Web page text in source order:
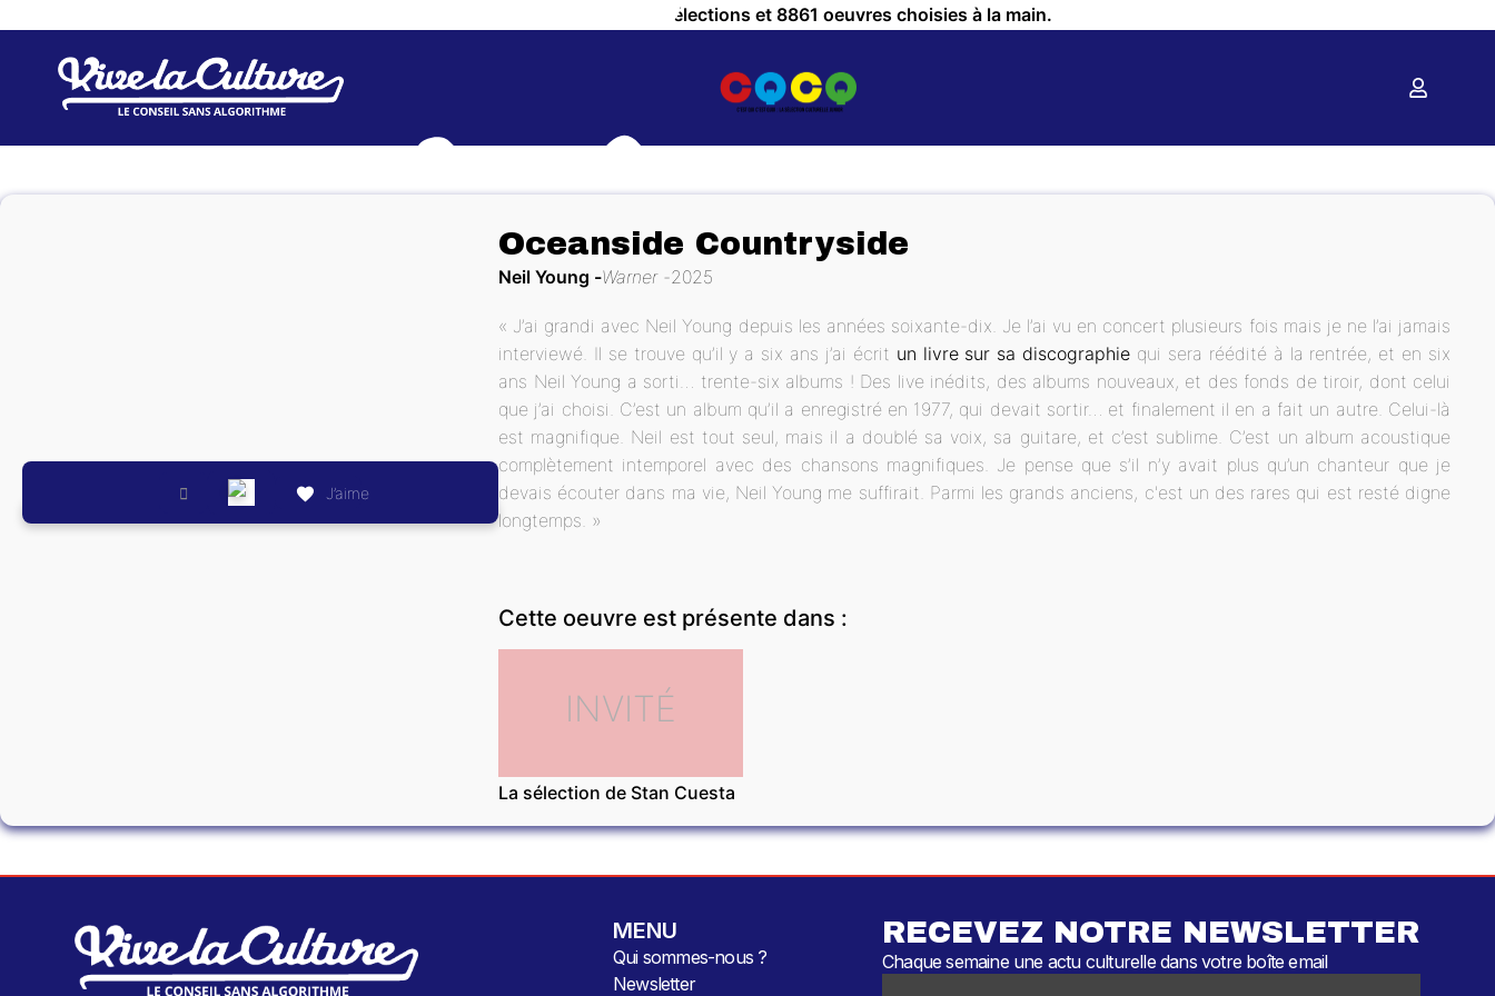
Vive la Culture ! c'est 757 sélections et 8861 oeuvres choisies à la main.
QUI SOMMES-NOUS ?
NEWSLETTER
J’aime
Oceanside Countryside
Neil Young Warner 2025
« J’ai grandi avec Neil Young depuis les années soixante-dix. Je l’ai vu en concert plusieurs fois mais je ne l’ai jamais
interviewé. Il se trouve qu’il y a six ans j’ai écrit un livre sur sa discographie qui sera réédité à la rentrée, et en six
ans Neil Young a sorti… trente-six albums ! Des live inédits, des albums nouveaux, et des fonds de tiroir, dont celui
que j’ai choisi. C’est un album qu’il a enregistré en 1977, qui devait sortir… et finalement il en a fait un autre. Celui-là
est magnifique. Neil est tout seul, mais il a doublé sa voix, sa guitare, et c’est sublime. C’est un album acoustique
complètement intemporel avec des chansons magnifiques. Je pense que s’il n’y avait plus qu’un chanteur que je
devais écouter dans ma vie, Neil Young me suffirait. Parmi les grands anciens, c'est un des rares qui est resté digne
longtemps. »
Cette oeuvre est présente dans :
INVITÉ
La sélection de Stan Cuesta
MENU
Qui sommes-nous ?
Newsletter
RECEVEZ NOTRE NEWSLETTER
Chaque semaine une actu culturelle dans votre boîte email